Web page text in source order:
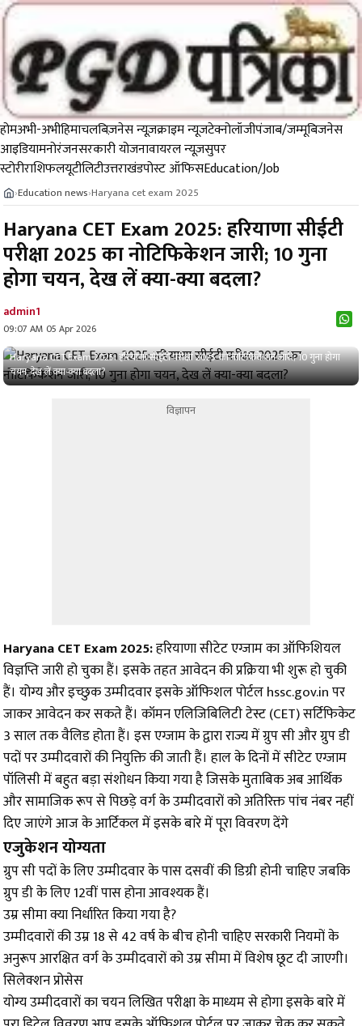
होमअभी-अभीहिमाचलबिज़नेस न्यूज़क्राइम न्यूजटेक्नोलॉजीपंजाब/जम्मूबिजनेस
आइडियामनोरंजनसरकारी योजनावायरल न्यूज़सुपर
स्टोरीराशिफलयूटीलिटीउत्तराखंडपोस्ट ऑफिसEducation/Job
›Education news›Haryana cet exam 2025
Haryana CET Exam 2025: हरियाणा सीईटी
परीक्षा 2025 का नोटिफिकेशन जारी; 10 गुना
होगा चयन, देख लें क्या-क्या बदला?
admin1
09:07 AM 05 Apr 2026
Haryana CET Exam 2025: हरियाणा सीईटी परीक्षा 2025 का नोटिफिकेशन जारी; 10 गुना होगा
चयन, देख लें क्या-क्या बदला?
विज्ञापन
Haryana CET Exam 2025:हरियाणा सीटेट एग्जाम का ऑफिशियल
विज्ञप्ति जारी हो चुका हैं। इसके तहत आवेदन की प्रक्रिया भी शुरू हो चुकी
हैं। योग्य और इच्छुक उम्मीदवार इसके ऑफिशल पोर्टल hssc.gov.in पर
जाकर आवेदन कर सकते हैं। कॉमन एलिजिबिलिटी टेस्ट (CET) सर्टिफिकेट
3 साल तक वैलिड होता हैं। इस एग्जाम के द्वारा राज्य में ग्रुप सी और ग्रुप डी
पदों पर उम्मीदवारों की नियुक्ति की जाती हैं। हाल के दिनों में सीटेट एग्जाम
पॉलिसी में बहुत बड़ा संशोधन किया गया है जिसके मुताबिक अब आर्थिक
और सामाजिक रूप से पिछड़े वर्ग के उम्मीदवारों को अतिरिक्त पांच नंबर नहीं
दिए जाएंगे आज के आर्टिकल में इसके बारे में पूरा विवरण देंगे
एजुकेशन योग्यता
ग्रुप सी पदों के लिए उम्मीदवार के पास दसवीं की डिग्री होनी चाहिए जबकि
ग्रुप डी के लिए 12वीं पास होना आवश्यक हैं।
उम्र सीमा क्या निर्धारित किया गया है?
उम्मीदवारों की उम्र 18 से 42 वर्ष के बीच होनी चाहिए सरकारी नियमों के
अनुरूप आरक्षित वर्ग के उम्मीदवारों को उम्र सीमा में विशेष छूट दी जाएगी।
सिलेक्शन प्रोसेस
योग्य उम्मीदवारों का चयन लिखित परीक्षा के माध्यम से होगा इसके बारे में